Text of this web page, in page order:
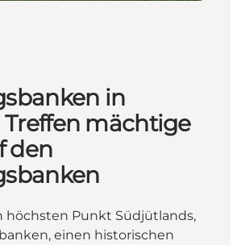
in
Treffen mächtige
den
höchsten Punkt Südjütlands,
einen historischen